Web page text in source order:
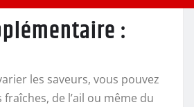
:
les saveurs, vous pouvez
de l’ail ou même du